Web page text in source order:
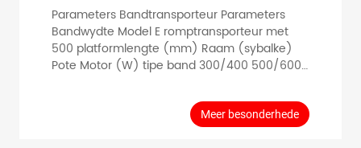
Parameters Bandtransporteur Parameters
Bandwydte Model E romptransporteur met
500 platformlengte (mm) Raam (sybalke)
Pote Motor (W) tipe band 300/400 500/600
koolstofstaal aluminiumlegering Vlekvrye
staal koolstofstaal aluminiumlegering 120 PVC
PU Slytvaste rubber Voedsel H1000/1000 200
Meer besonderhede